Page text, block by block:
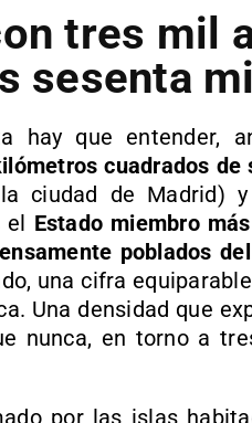
tres mil
sesenta
hay que entender,
cuadrados de
ciudad de Madrid)
el Estado miembro
poblados
una cifra
Una densidad que
nunca, en torno a
por las islas